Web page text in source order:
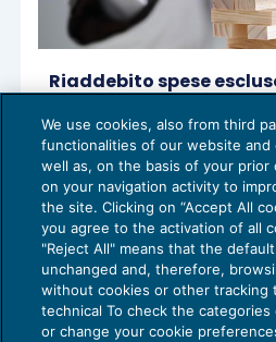
Riaddebito spese
di EVOLUTION
We use cookies, also from third
functionalities of our website and
well as, on the basis of your
on your navigation activity to
the site. Clicking on “Accept All
you agree to the activation of all
"Reject All" means that the
unchanged and, therefore,
without cookies or other tracking
technical To check the
or change your cookie